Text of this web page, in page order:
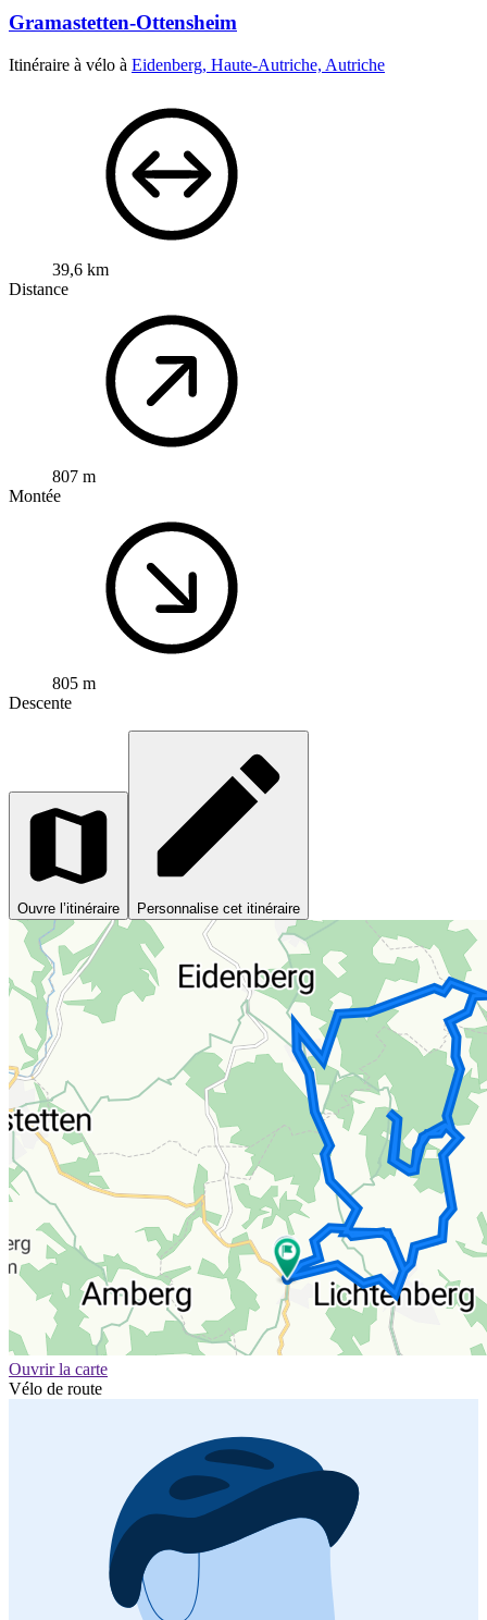
Gramastetten-Ottensheim
Itinéraire à vélo à Eidenberg, Haute-Autriche, Autriche
39,6 km
Distance
807 m
Montée
805 m
Descente
Ouvre l’itinéraire Personnalise cet itinéraire
Ouvrir la carte
Vélo de route